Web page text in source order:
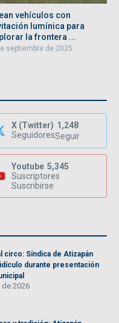
vehículos con
lumínica para
la frontera ...
septiembre de 2025
X (Twitter) 1,248
SeguidoresSeguir
Youtube 5,345
Suscriptores
Suscribirse
circo: Síndica de Atizapán
durante presentación
2026